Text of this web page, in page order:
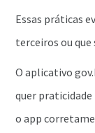
Essas práticas
terceiros ou que
O aplicativo
quer praticidade
o app